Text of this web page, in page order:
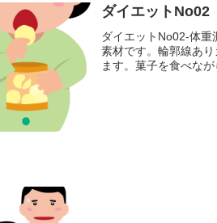
ダイエットNo02
ダイエットNo02-体重
素材です。輪郭線あ
ます。菓子を食べな